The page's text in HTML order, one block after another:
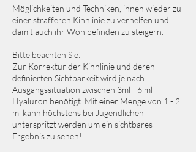
Möglichkeiten und Techniken, ihnen wieder zu
einer strafferen Kinnlinie zu verhelfen und
damit auch ihr Wohlbefinden zu steigern.
Bitte beachten Sie:
Zur Korrektur der Kinnlinie und deren
definierten Sichtbarkeit wird je nach
Ausgangssituation zwischen 3ml - 6 ml
Hyaluron benötigt. Mit einer Menge von 1 - 2
ml kann höchstens bei Jugendlichen
unterspritzt werden um ein sichtbares
Ergebnis zu sehen!